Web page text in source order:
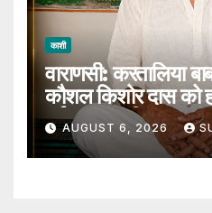
काशी
वाराणसी: करतालिया
कौशल किशोर दास को
गई जल समाधि
AUGUST 6, 2026